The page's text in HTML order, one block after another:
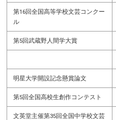
第16回全国高等学校文芸コンクー
ル
第5回武蔵野人間学大賞
明星大学開設記念懸賞論文
第5回全国高校生創作コンテスト
文英堂主催第35回全国中学校文芸